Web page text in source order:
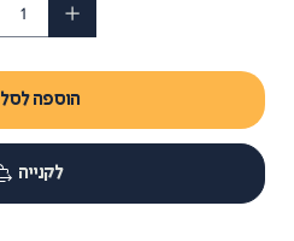
הוספה לסל
לקנייה